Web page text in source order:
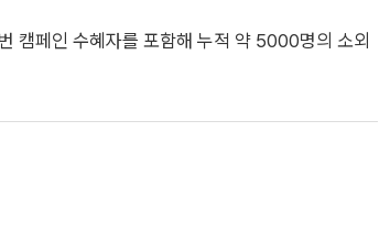
캠페인 수혜자를 포함해 누적 약 5000명의 소외